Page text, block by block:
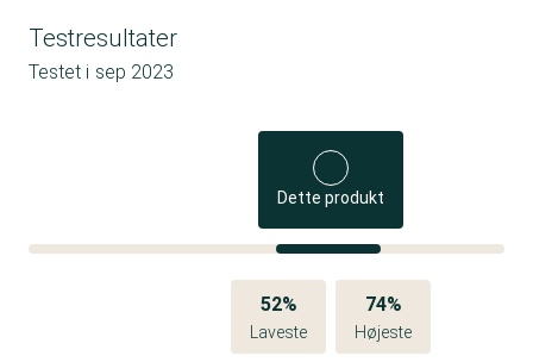
Testresultater
Testet i sep 2023
Dette produkt
52%
Laveste
74%
Højeste